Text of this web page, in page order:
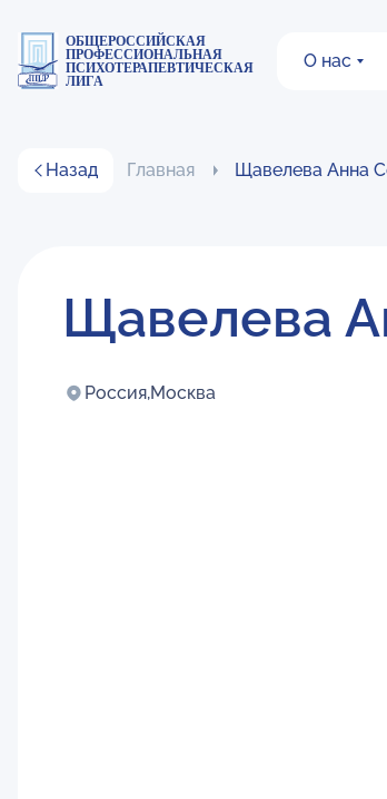
ОБЩЕРОССИЙСКАЯ
ПРОФЕССИОНАЛЬНАЯ
ПСИХОТЕРАПЕВТИЧЕСКАЯ
ЛИГА
О нас
Назад Главная Щавелева Анна
Щавелева
Россия,Москва